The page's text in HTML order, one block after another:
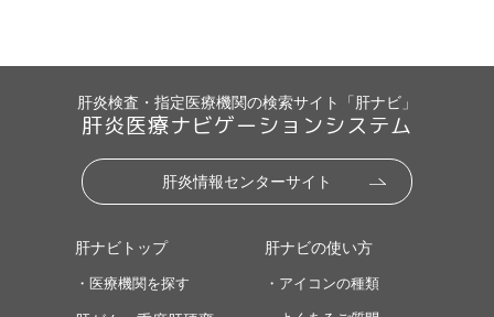
肝炎検査・指定医療機関の検索サイト「肝ナビ」
肝炎医療ナビゲーションシステム
肝炎情報センターサイト
肝ナビトップ
・医療機関を探す
肝ナビの使い方
・アイコンの種類